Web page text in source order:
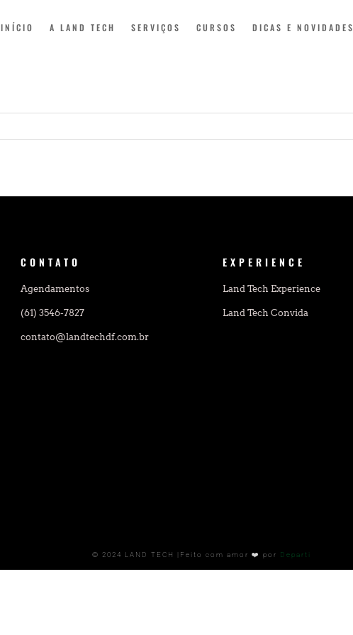
INÍCIO A LAND TECH SERVIÇOS CURSOS DICAS E NOVIDADES
CONTATO
Agendamentos
(61) 3546-7827
contato@landtechdf.com.br
EXPERIENCE
Land Tech Experience
Land Tech Convida
© 2024 LAND TECH |Feito com amor ❤️ por Departi